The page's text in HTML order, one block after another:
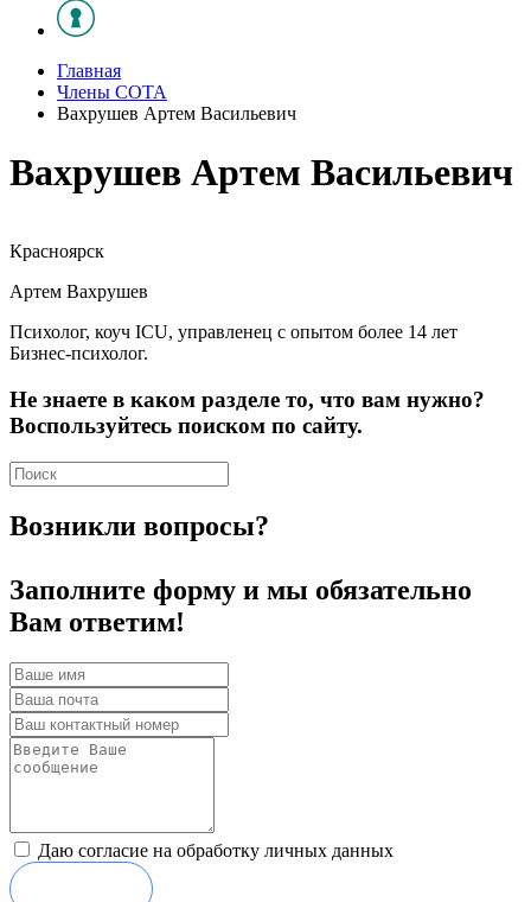
Главная
Члены СОТА
Вахрушев Артем Васильевич
Вахрушев Артем Васильевич
Красноярск
Артем Вахрушев
Психолог, коуч ICU, управленец с опытом более 14 лет
Бизнес-психолог.
Не знаете в каком разделе то, что вам нужно?
Воспользуйтесь поиском по сайту.
Возникли вопросы?
Заполните форму и мы обязательно
Вам ответим!
Даю согласие на обработку личных данных